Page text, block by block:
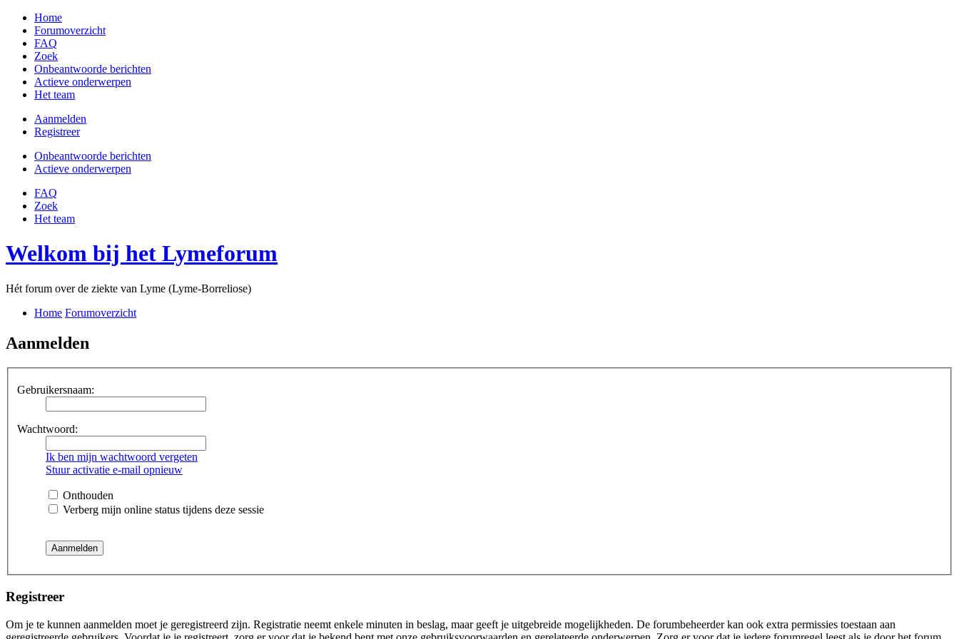
Home
Forumoverzicht
FAQ
Zoek
Onbeantwoorde berichten
Actieve onderwerpen
Het team
Aanmelden
Registreer
Onbeantwoorde berichten
Actieve onderwerpen
FAQ
Zoek
Het team
Welkom bij het Lymeforum
Hét forum over de ziekte van Lyme (Lyme-Borreliose)
Home Forumoverzicht
Aanmelden
Gebruikersnaam:
Wachtwoord:
Ik ben mijn wachtwoord vergeten
Stuur activatie e-mail opnieuw
Onthouden
Verberg mijn online status tijdens deze sessie
Registreer
Om je te kunnen aanmelden moet je geregistreerd zijn. Registratie neemt enkele minuten in beslag, maar geeft je uitgebreide mogelijkheden. De forumbeheerder kan ook extra permissies toestaan aan